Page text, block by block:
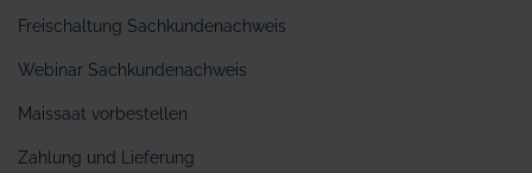
Freischaltung Sachkundenachweis
Webinar Sachkundenachweis
Maissaat vorbestellen
Zahlung und Lieferung